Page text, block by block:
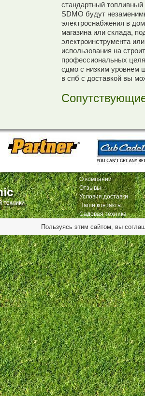
стандартный топливный
SDMO будут
электроснабжения в
магазина или склада,
электроинструмента
использования на
профессиональных
сдмо с низким уровнем
в спб с доставкой вы
О компании
Отзывы
Условия доставки
Наши контакты
Садовая техника
Пользуясь этим сайтом, вы